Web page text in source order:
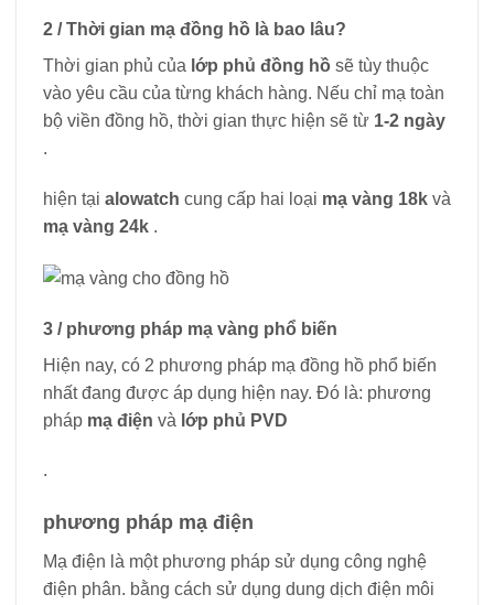
2 / Thời gian mạ đồng hồ là bao lâu?
Thời gian phủ của lớp phủ đồng hồ sẽ tùy thuộc
vào yêu cầu của từng khách hàng. Nếu chỉ mạ toàn
bộ viền đồng hồ, thời gian thực hiện sẽ từ 1-2 ngày
.
hiện tại alowatch cung cấp hai loại mạ vàng 18k và
mạ vàng 24k .
3 / phương pháp mạ vàng phổ biến
Hiện nay, có 2 phương pháp mạ đồng hồ phổ biến
nhất đang được áp dụng hiện nay. Đó là: phương
pháp mạ điện và lớp phủ PVD
.
phương pháp mạ điện
Mạ điện là một phương pháp sử dụng công nghệ
điện phân. bằng cách sử dụng dung dịch điện môi